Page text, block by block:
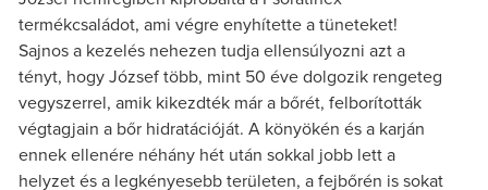
termékcsaládot, ami végre enyhítette a tüneteket!
Sajnos a kezelés nehezen tudja ellensúlyozni azt a
tényt, hogy József több, mint 50 éve dolgozik rengeteg
vegyszerrel, amik kikezdték már a bőrét, felborították
végtagjain a bőr hidratációját. A könyökén és a karján
ennek ellenére néhány hét után sokkal jobb lett a
helyzet és a legkényesebb területen, a fejbőrén is sokat